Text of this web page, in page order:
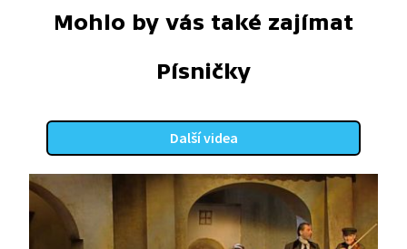
Mohlo by vás také zajímat
Písničky
Další videa